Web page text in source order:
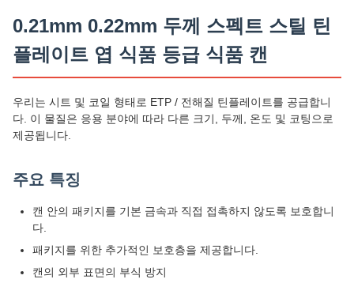
0.21mm 0.22mm 두께 스펙트 스틸 틴
플레이트 엽 식품 등급 식품 캔
우리는 시트 및 코일 형태로 ETP / 전해질 틴플레이트를 공급합니
다. 이 물질은 응용 분야에 따라 다른 크기, 두께, 온도 및 코팅으로
제공됩니다.
주요 특징
캔 안의 패키지를 기본 금속과 직접 접촉하지 않도록 보호합니
다.
패키지를 위한 추가적인 보호층을 제공합니다.
캔의 외부 표면의 부식 방지